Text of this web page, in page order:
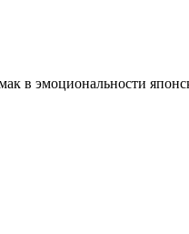
в эмоциональности